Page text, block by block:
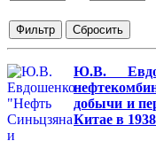
Ю.В.
добычи и
Китае в